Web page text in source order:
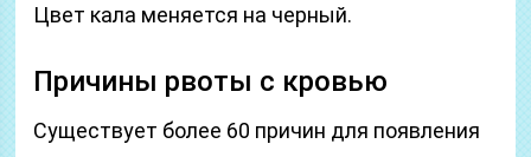
Цвет кала меняется на черный.
Причины рвоты с кровью
Существует более 60 причин для появления